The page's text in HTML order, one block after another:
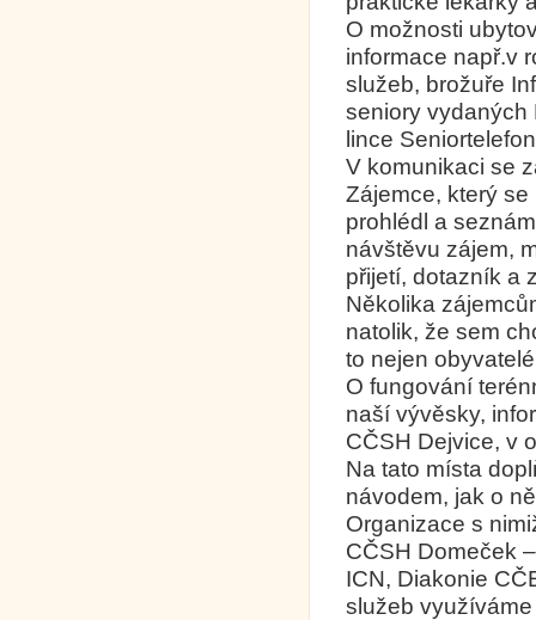
O možnosti
informace např.v
služeb, brožuře
seniory vydaných
lince
V komunikaci se
Zájemce, který
prohlédl a
návštěvu zájem,
přijetí, dotazník a
Několika
natolik, že sem
to nejen
O fungování
naší vývěsky,
CČSH Dejvice, v
Na tato místa
návodem, jak o
Organizace s
CČSH Domeček
ICN, Diakonie
služeb